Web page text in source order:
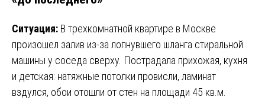
Ситуация: В трехкомнатной квартире в Москве
произошел залив из-за лопнувшего шланга стиральной
машины у соседа сверху. Пострадала прихожая, кухня
и детская: натяжные потолки провисли, ламинат
вздулся, обои отошли от стен на площади 45 кв.м.